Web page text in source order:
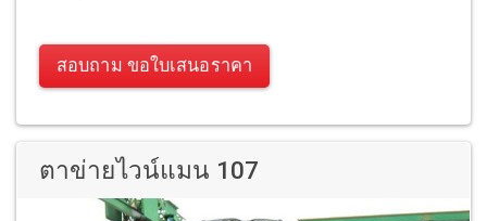
สอบถาม ขอใบเสนอราคา
ตาข่ายไวน์แมน 107